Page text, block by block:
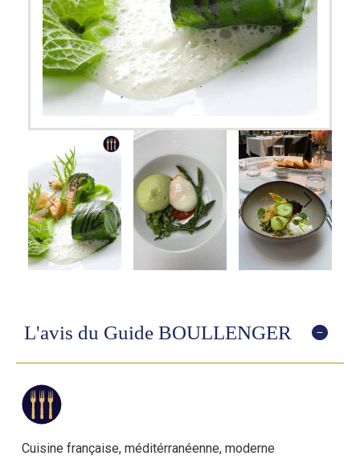
L'avis du Guide BOULLENGER
Cuisine française, méditérranéenne, moderne